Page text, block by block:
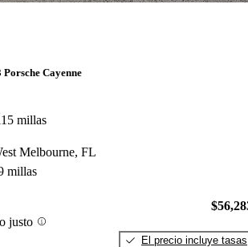
Porsche Cayenne
millas
Melbourne, FL
millas
justo
El precio incluye tasas